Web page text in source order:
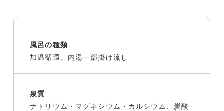
風呂の種類
加温循環、内湯一部掛け流し
泉質
ナトリウム・マグネシウム・カルシウム、炭酸